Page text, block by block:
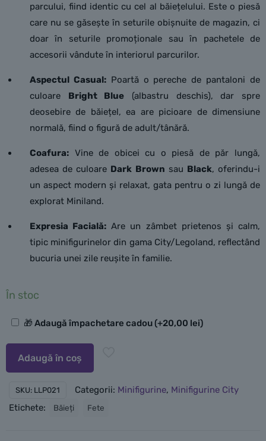
parcului, fiind identic cu cel al băiețelului. Este o piesă
care nu se găsește în seturile obișnuite de magazin, ci
doar în seturile promoționale sau în pachetele de
accesorii vândute în interiorul parcurilor.
Aspectul Casual:Poartă o pereche de pantaloni de
culoare Bright Blue (albastru deschis), dar spre
deosebire de băiețel, ea are picioare de dimensiune
normală, fiind o figură de adult/tânără.
Coafura: Vine de obicei cu o piesă de păr lungă,
adesea de culoare Dark Brown sau Black, oferindu-i
un aspect modern și relaxat, gata pentru o zi lungă de
explorat Miniland.
Expresia Facială: Are un zâmbet prietenos și calm,
tipic minifigurinelor din gama City/Legoland, reflectând
bucuria unei zile reușite în familie.
În stoc
Opțiuni🎁 Adaugă împachetare cadou(+20,00 lei)
Adaugă în coș
SKU: LLP021 Categorii: Minifigurine, Minifigurine City
Etichete:
Băieți Fete